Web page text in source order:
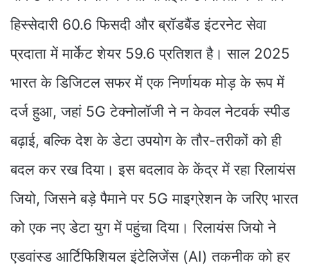
हिस्सेदारी 60.6 फिसदी और ब्रॉडबैंड इंटरनेट सेवा
प्रदाता में मार्केट शेयर 59.6 प्रतिशत है। साल 2025
भारत के डिजिटल सफर में एक निर्णायक मोड़ के रूप में
दर्ज हुआ, जहां 5G टेक्नोलॉजी ने न केवल नेटवर्क स्पीड
बढ़ाई, बल्कि देश के डेटा उपयोग के तौर-तरीकों को ही
बदल कर रख दिया। इस बदलाव के केंद्र में रहा रिलायंस
जियो, जिसने बड़े पैमाने पर 5G माइग्रेशन के जरिए भारत
को एक नए डेटा युग में पहुंचा दिया। रिलायंस जियो ने
एडवांस्ड आर्टिफिशियल इंटेलिजेंस (AI) तकनीक को हर